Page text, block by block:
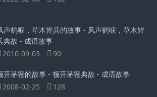
声鹤唳，草木皆兵的故事 - 风声鹤唳，草木皆
典故 - 成语故事
2010-09-03
90
开茅塞的故事 - 顿开茅塞典故 - 成语故事
2008-02-25
128